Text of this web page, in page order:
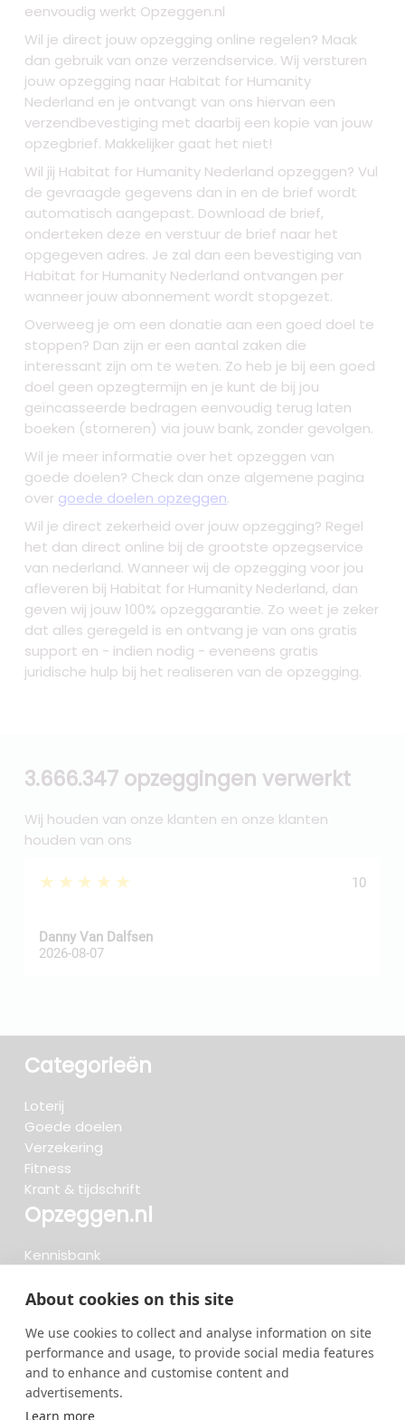
About cookies on this site
We use cookies to collect and analyse information on site
performance and usage, to provide social media features
and to enhance and customise content and
advertisements.
Learn more
eenvoudig werkt Opzeggen.nl
Wil je direct jouw opzegging online regelen? Maak
dan gebruik van onze verzendservice. Wij versturen
jouw opzegging naar Habitat for Humanity
Nederland en je ontvangt van ons hiervan een
verzendbevestiging met daarbij een kopie van jouw
opzegbrief. Makkelijker gaat het niet!
Wil jij Habitat for Humanity Nederland opzeggen? Vul
de gevraagde gegevens dan in en de brief wordt
automatisch aangepast. Download de brief,
onderteken deze en verstuur de brief naar het
opgegeven adres. Je zal dan een bevestiging van
Habitat for Humanity Nederland ontvangen per
wanneer jouw abonnement wordt stopgezet.
Overweeg je om een donatie aan een goed doel te
stoppen? Dan zijn er een aantal zaken die
interessant zijn om te weten. Zo heb je bij een goed
doel geen opzegtermijn en je kunt de bij jou
geïncasseerde bedragen eenvoudig terug laten
boeken (storneren) via jouw bank, zonder gevolgen.
Wil je meer informatie over het opzeggen van
goede doelen? Check dan onze algemene pagina
over goede doelen opzeggen.
Wil je direct zekerheid over jouw opzegging? Regel
het dan direct online bij de grootste opzegservice
van nederland. Wanneer wij de opzegging voor jou
afleveren bij Habitat for Humanity Nederland, dan
geven wij jouw 100% opzeggarantie. Zo weet je zeker
dat alles geregeld is en ontvang je van ons gratis
support en - indien nodig - eveneens gratis
juridische hulp bij het realiseren van de opzegging.
3.666.347 opzeggingen verwerkt
Wij houden van onze klanten en onze klanten
houden van ons
★★★★★ 10
Danny Van Dalfsen
2026-08-07
Categorieën
Loterij
Goede doelen
Verzekering
Fitness
Krant & tijdschrift
Opzeggen.nl
Kennisbank
Beoordelingen
Meteen opzeggen